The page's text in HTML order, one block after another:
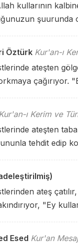
kullarının
şuurunda
Öztürk Kur'an-ı
ateşten
çağırıyor.
ı Kerim ve
ateşten
tehdit edip
ateş
"Ey
Esed Kur'an